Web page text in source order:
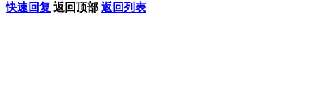
快速回复 返回顶部 返回列表